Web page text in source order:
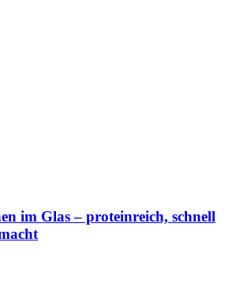
im Glas – proteinreich, schnell